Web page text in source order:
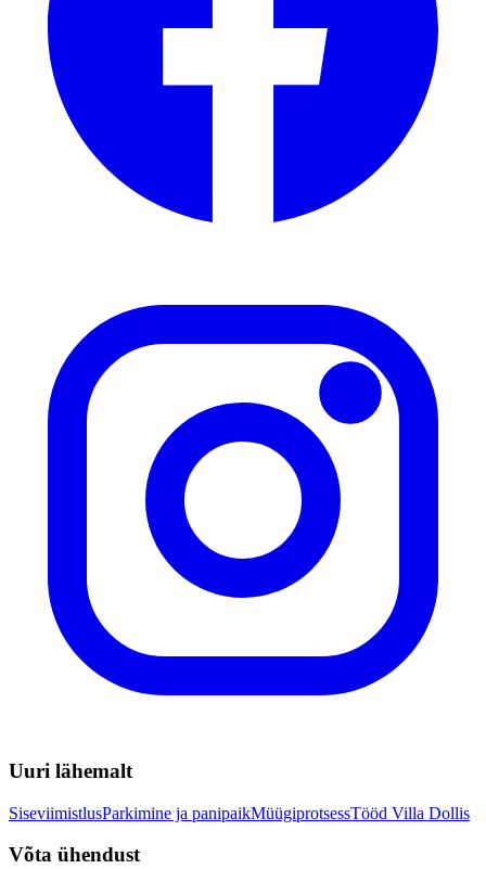
Uuri lähemalt
SiseviimistlusParkimine ja panipaikMüügiprotsessTööd Villa Dollis
Võta ühendust